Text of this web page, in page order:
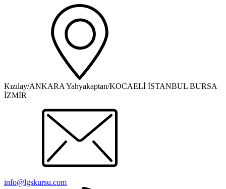
Kızılay/ANKARA Yahyakaptan/KOCAELİ İSTANBUL BURSA
İZMİR
info@lgskursu.com